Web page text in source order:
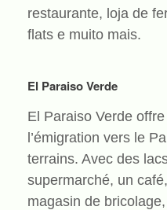
restaurante, loja de
flats e muito mais.
El Paraiso Verde
El Paraiso Verde
l’émigration vers le
terrains. Avec des
supermarché, un
magasin de